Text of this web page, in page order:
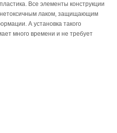
Все элементы конструкции
лаком, защищающим
А установка такого
много времени и не требует